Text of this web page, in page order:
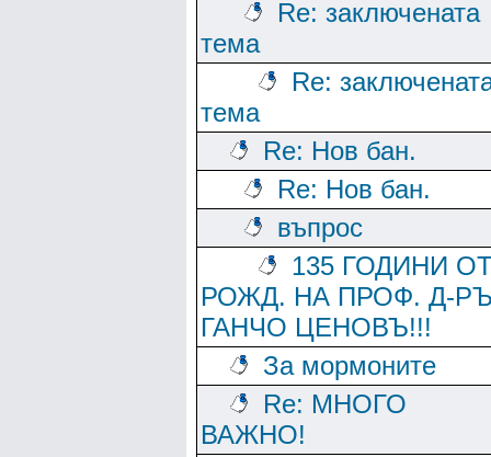
Re: заключената
тема
Re:
тема
Re: Нов бан.
Re: Нов бан.
въпрос
135 ГОДИНИ
РОЖД. НА ПРОФ. Д-
ГАНЧО ЦЕНОВЪ!!!
За мормоните
Re: МНОГО
ВАЖНО!